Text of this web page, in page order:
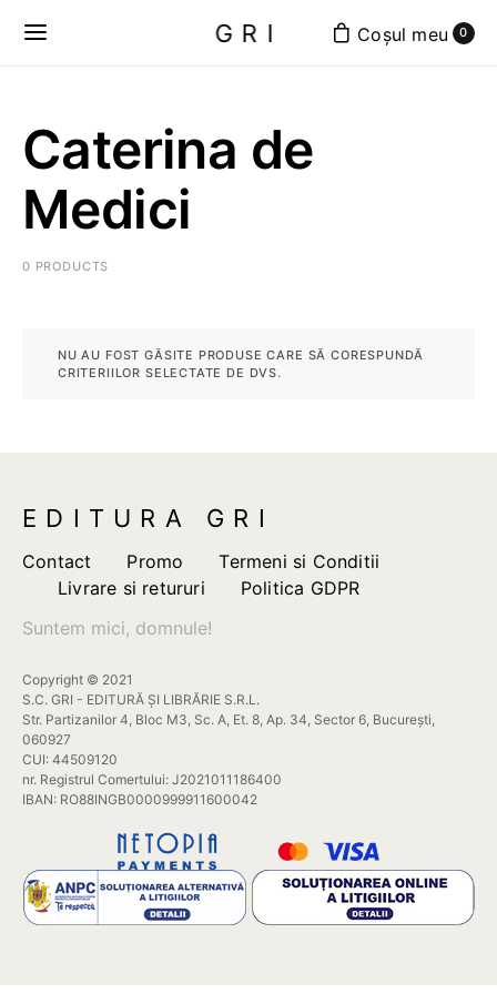
GRI 0
Caterina de
Medici
0 PRODUCTS
NU AU FOST GĂSITE PRODUSE CARE SĂ CORESPUNDĂ
CRITERIILOR SELECTATE DE DVS.
EDITURA GRI
Contact Promo
Termeni si Conditii
Livrare si retururi
Politica GDPR
Suntem mici, domnule!
Copyright © 2021
S.C. GRI - EDITURĂ ȘI LIBRĂRIE S.R.L.
Str. Partizanilor 4, Bloc M3, Sc. A, Et. 8, Ap. 34, Sector 6, București,
060927
CUI: 44509120
nr. Registrul Comertului: J2021011186400
IBAN: RO88INGB0000999911600042